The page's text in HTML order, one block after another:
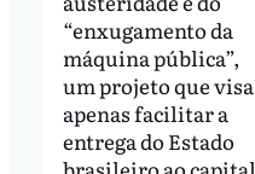
“enxugamento da
máquina pública”,
um projeto que visa
apenas facilitar a
entrega do Estado